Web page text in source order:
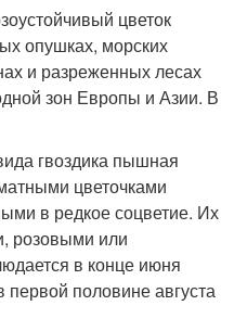
цветок
опушках, морских
и разреженных лесах
зон Европы и Азии. В
гвоздика пышная
цветочками
в редкое соцветие. Их
розовыми или
в конце июня
половине августа